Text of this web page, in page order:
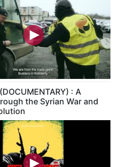
: A
the Syrian War and